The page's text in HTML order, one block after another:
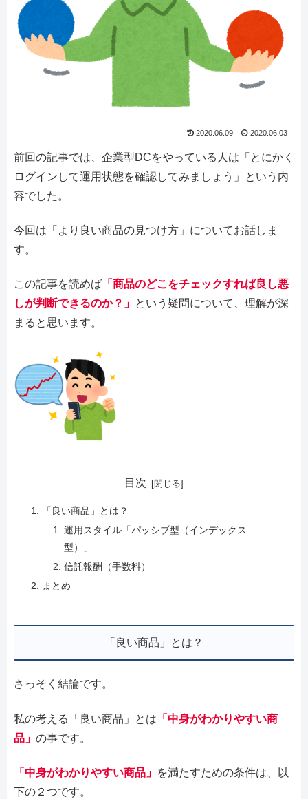
2020.06.09 2020.06.03
前回の記事では、企業型DCをやっている人は「とにかく
ログインして運用状態を確認してみましょう」という内
容でした。
今回は「より良い商品の見つけ方」についてお話しま
す。
この記事を読めば 「商品のどこをチェックすれば良し悪
しが判断できるのか？」 という疑問について、理解が深
まると思います。
目次
「良い商品」とは？
運用スタイル「パッシブ型（インデックス
型）」
信託報酬（手数料）
まとめ
「良い商品」とは？
さっそく結論です。
私の考える「良い商品」とは 「中身がわかりやすい商
品」 の事です。
「中身がわかりやすい商品」 を満たすための条件は、以
下の２つです。